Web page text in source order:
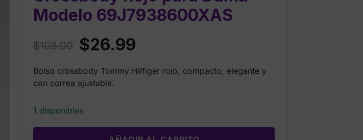
Modelo 69J7938600XAS
$108.00 Original
was:
$26.99
is:
Bolso crossbody Tommy Hilfiger rojo, compacto, elegante y
con correa ajustable.
1 disponibles